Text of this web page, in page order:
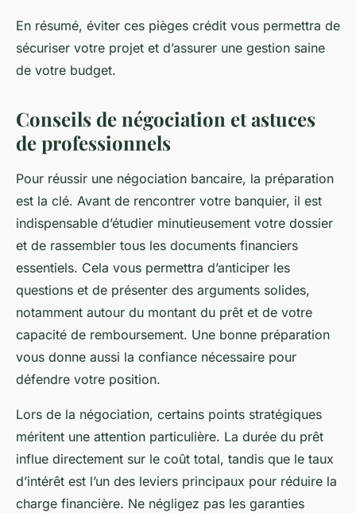
En résumé, éviter ces pièges crédit vous permettra de
sécuriser votre projet et d’assurer une gestion saine
de votre budget.
Conseils de négociation et astuces
de professionnels
Pour réussir une négociation bancaire, la préparation
est la clé. Avant de rencontrer votre banquier, il est
indispensable d’étudier minutieusement votre dossier
et de rassembler tous les documents financiers
essentiels. Cela vous permettra d’anticiper les
questions et de présenter des arguments solides,
notamment autour du montant du prêt et de votre
capacité de remboursement. Une bonne préparation
vous donne aussi la confiance nécessaire pour
défendre votre position.
Lors de la négociation, certains points stratégiques
méritent une attention particulière. La durée du prêt
influe directement sur le coût total, tandis que le taux
d’intérêt est l’un des leviers principaux pour réduire la
charge financière. Ne négligez pas les garanties